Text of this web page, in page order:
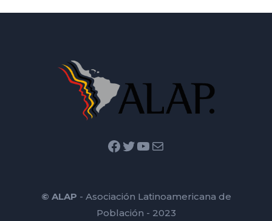
Facebook Twitter YouTube Mail
© ALAP - Asociación Latinoamericana de
Población - 2023